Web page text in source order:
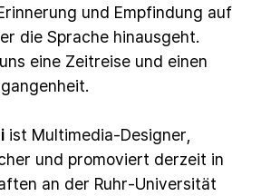
und Empfindung auf
die Sprache hinausgeht.
eine Zeitreise und einen
ist Multimedia-Designer,
und promoviert derzeit in
an der Ruhr-Universität